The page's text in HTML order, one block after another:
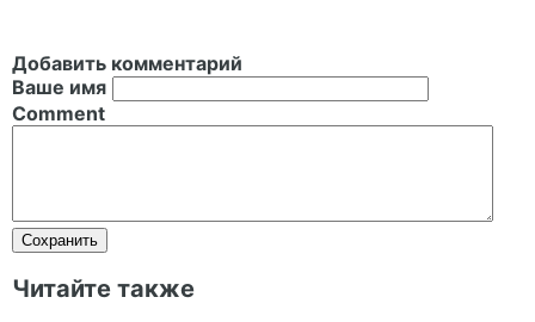
Добавить комментарий
Ваше имя
Comment
Читайте также